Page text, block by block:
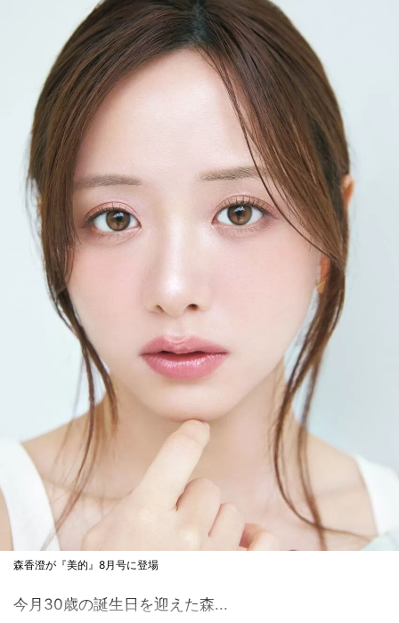
森香澄が『美的』8月号に登場
今月30歳の誕生日を迎えた森...